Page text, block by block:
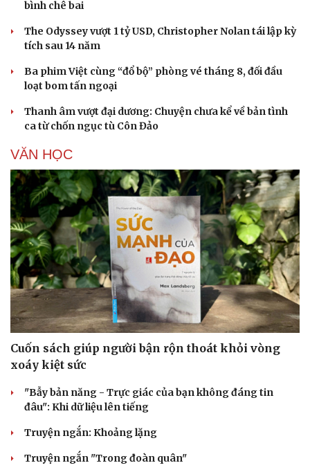
bình chê bai
The Odyssey vượt 1 tỷ USD, Christopher Nolan tái lập kỳ
tích sau 14 năm
Ba phim Việt cùng “đổ bộ” phòng vé tháng 8, đối đầu
loạt bom tấn ngoại
Thanh âm vượt đại dương: Chuyện chưa kể về bản tình
ca từ chốn ngục tù Côn Đảo
VĂN HỌC
Cuốn sách giúp người bận rộn thoát khỏi vòng
xoáy kiệt sức
"Bẫy bản năng - Trực giác của bạn không đáng tin
đâu": Khi dữ liệu lên tiếng
Truyện ngắn: Khoảng lặng
Truyện ngắn "Trong đoàn quân"